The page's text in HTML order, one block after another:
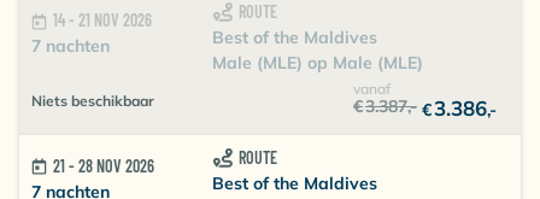
14 - 21 NOV 2026
7 nachten
ROUTE
Best of the Maldives
Male (MLE) op Male (MLE)
vanaf
€3.386,-
€3.387,-
Niets beschikbaar
21 - 28 NOV 2026
7 nachten
ROUTE
Best of the Maldives